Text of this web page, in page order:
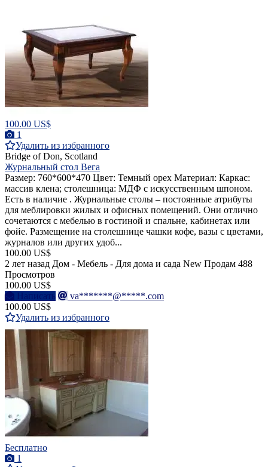
100.00 US$
1
Удалить из избранного
Bridge of Don, Scotland
Журнальный стол Вега
Размер: 760*600*470 Цвет: Темный орех Материал: Каркас:
массив клена; столешница: МДФ с искусственным шпоном.
Есть в наличие . Журнальные столы – постоянные атрибуты
для меблировки жилых и офисных помещений. Они отлично
сочетаются с мебелью в гостиной и спальне, кабинетах или
фойе. Размещение на столешнице чашки кофе, вазы с цветами,
журналов или других удоб...
100.00 US$
2 лет назад Дом - Мебель - Для дома и сада New Продам 488
Просмотров
100.00 US$
Написать
va*******@*****.com
100.00 US$
Удалить из избранного
Бесплатно
1